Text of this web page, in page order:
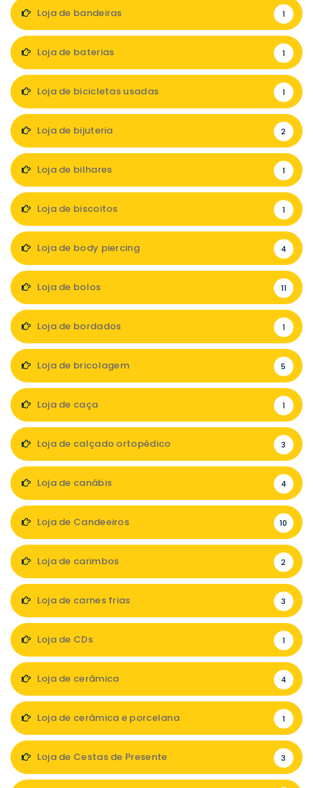
Loja de bandeiras 1
Loja de baterias 1
Loja de bicicletas usadas 1
Loja de bijuteria 2
Loja de bilhares 1
Loja de biscoitos 1
Loja de body piercing 4
Loja de bolos 11
Loja de bordados 1
Loja de bricolagem 5
Loja de caça 1
Loja de calçado ortopédico 3
Loja de canábis 4
Loja de Candeeiros 10
Loja de carimbos 2
Loja de carnes frias 3
Loja de CDs 1
Loja de cerâmica 4
Loja de cerâmica e porcelana 1
Loja de Cestas de Presente 3